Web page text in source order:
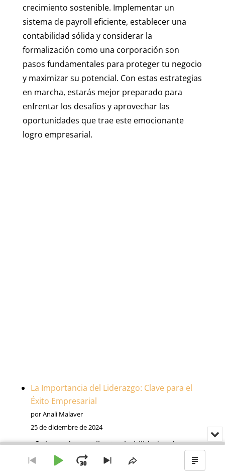
crecimiento sostenible. Implementar un
sistema de payroll eficiente, establecer una
contabilidad sólida y considerar la
formalización como una corporación son
pasos fundamentales para proteger tu negocio
y maximizar su potencial. Con estas estrategias
en marcha, estarás mejor preparado para
enfrentar los desafíos y aprovechar las
oportunidades que trae este emocionante
logro empresarial.
La Importancia del Liderazgo: Clave para el
Éxito Empresarial
por Anali Malaver
25 de diciembre de 2024
¿Quieres desarrollar tus habilidades de
liderazgo y alcanzar tu máximo potencial?
Audio
Ir
Reproducir
Avanzar
SaltarCompartir
o